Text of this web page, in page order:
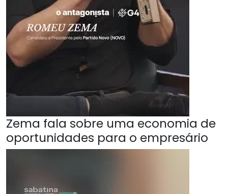
Zema fala sobre uma economia de
oportunidades para o empresário